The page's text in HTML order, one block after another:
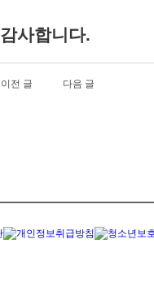
감사합니다.
이전 글 다음 글